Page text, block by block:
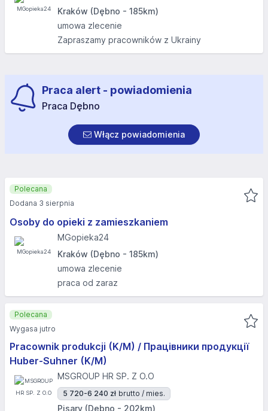
Kraków (Dębno - 185km)
umowa zlecenie
Zapraszamy pracowników z Ukrainy
Praca alert - powiadomienia
Praca Dębno
Włącz powiadomienia
Osoby do opieki z zamieszkaniem
MGopieka24
Kraków (Dębno - 185km)
umowa zlecenie
praca od zaraz
Polecana
Dodana 3 sierpnia
Pracownik produkcji (K/M) / Працівники продукції
Huber-Suhner (K/M)
MSGROUP HR SP. Z O.O
5 720-6 240 zł brutto / mies.
Pisary (Dębno - 202km)
Polecana
Wygasa jutro